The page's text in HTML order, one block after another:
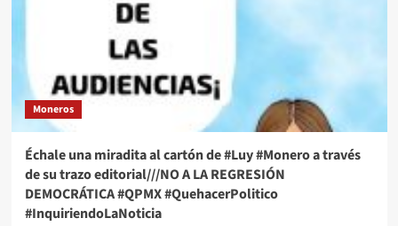
Moneros
Échale una miradita al cartón de #Luy #Monero a través
de su trazo editorial///NO A LA REGRESIÓN
DEMOCRÁTICA #QPMX #QuehacerPolitico
#InquiriendoLaNoticia